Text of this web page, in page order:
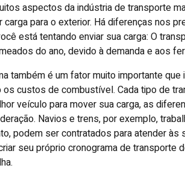
aspectos da indústria de transporte
carga para o exterior. Há diferenças nos
está tentando enviar sua carga: O
do ano, devido à demanda e aos
também é um fator muito importante
os custos de combustível. Cada tipo de
veículo para mover sua carga, as
Navios e trens, por exemplo,
podem ser contratados para atender
seu próprio cronograma de